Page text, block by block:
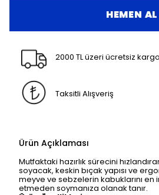
HEMEN AL
2000 TL üzeri ücretsiz kargo
Taksitli Alışveriş
Ürün Açıklaması
Mutfaktaki hazırlık sürecini
soyacak, keskin bıçak yapısı ve
meyve ve sebzelerin kabuklarını en
etmeden soymanıza olanak tanır.